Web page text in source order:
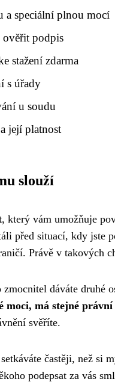
a speciální plnou mocí
ověřit podpis
stažení zdarma
s úřady
u soudu
její platnost
slouží
, který vám umožňuje
před situací, kdy jste
Právě v takových
dáváte druhé
moci, má stejné
svěříte.
častěji, než si
podepsat za vás